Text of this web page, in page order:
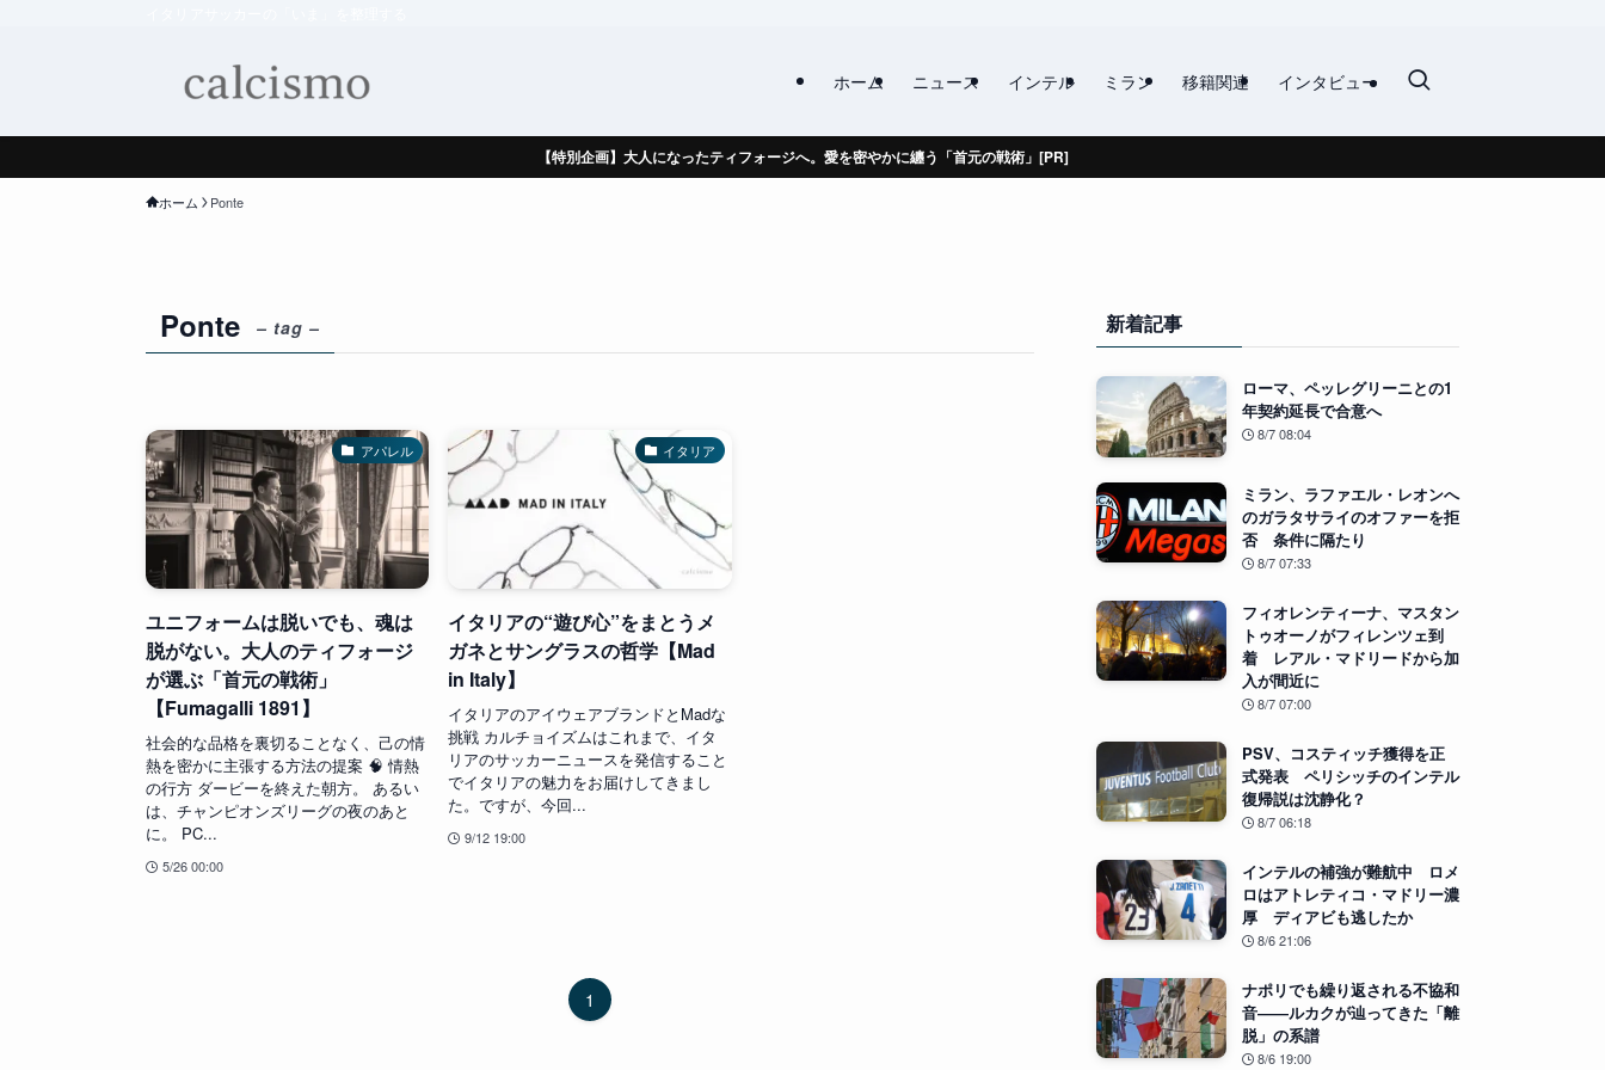
ホーム ニュース インテル ミラン 移籍関連 インタビュー
【特別企画】大人になったティフォージへ。愛を密やかに纏う「首元の戦術」[PR]
ホーム Ponte
Ponte – tag –
アパレル
ユニフォームは脱いでも、魂は
脱がない。大人のティフォージ
が選ぶ「首元の戦術」
【Fumagalli 1891】
社会的な品格を裏切ることなく、己の情
熱を密かに主張する方法の提案 🧠 情熱
の行方 ダービーを終えた朝方。 あるい
は、チャンピオンズリーグの夜のあと
に。 PC...
5/26 00:00
イタリア
イタリアの“遊び心”をまとうメ
ガネとサングラスの哲学【Mad
in Italy】
イタリアのアイウェアブランドとMadな
挑戦 カルチョイズムはこれまで、イタ
リアのサッカーニュースを発信すること
でイタリアの魅力をお届けしてきまし
た。ですが、今回...
9/12 19:00
1
新着記事
ローマ、ペッレグリーニとの1
年契約延長で合意へ
8/7 08:04
ミラン、ラファエル・レオンへ
のガラタサライのオファーを拒
否 条件に隔たり
8/7 07:33
フィオレンティーナ、マスタン
トゥオーノがフィレンツェ到
着 レアル・マドリードから加
入が間近に
8/7 07:00
PSV、コスティッチ獲得を正
式発表 ペリシッチのインテル
復帰説は沈静化？
8/7 06:18
インテルの補強が難航中 ロメ
ロはアトレティコ・マドリー濃
厚 ディアビも逃したか
8/6 21:06
ナポリでも繰り返される不協和
音――ルカクが辿ってきた「離
脱」の系譜
8/6 19:00